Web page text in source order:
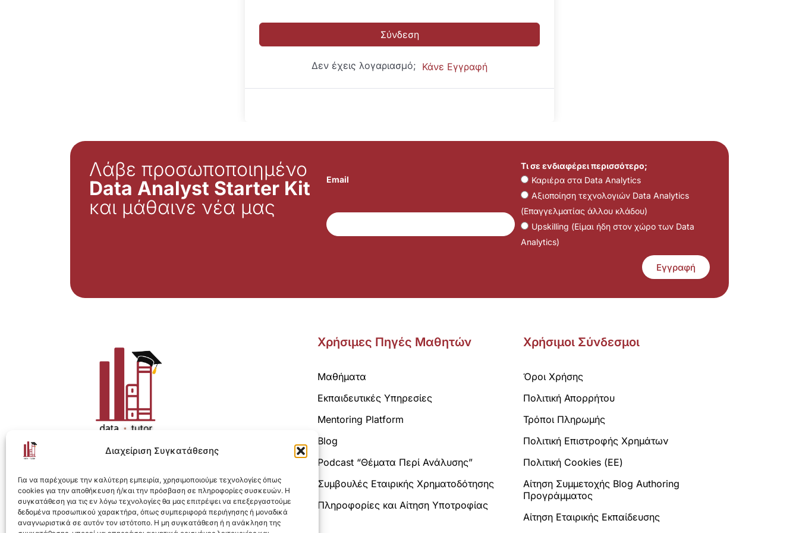
Διαχείριση Συγκατάθεσης
Για να παρέχουμε την καλύτερη εμπειρία, χρησιμοποιούμε τεχνολογίες όπως
cookies για την αποθήκευση ή/και την πρόσβαση σε πληροφορίες συσκευών. Η
συγκατάθεση για τις εν λόγω τεχνολογίες θα μας επιτρέψει να επεξεργαστούμε
δεδομένα προσωπικού χαρακτήρα, όπως συμπεριφορά περιήγησης ή μοναδικά
αναγνωριστικά σε αυτόν τον ιστότοπο. Η μη συγκατάθεση ή η ανάκληση της
Σύνδεση
Δεν έχεις λογαριασμό; Κάνε Εγγραφή
Λάβε προσωποποιημένο
Data Analyst Starter Kit
και μάθαινε νέα μας
Email
Τι σε ενδιαφέρει περισσότερο;
Καριέρα στα Data Analytics
Αξιοποίηση τεχνολογιών Data Analytics
(Επαγγελματίας άλλου κλάδου)
Upskilling (Είμαι ήδη στον χώρο των Data
Analytics)
Εγγραφή
Η ολοκληρωμένη e-learning λύση για Data Analytics.
Χρήσιμες Πηγές Μαθητών
Μαθήματα
Εκπαιδευτικές Υπηρεσίες
Mentoring Platform
Blog
Podcast “Θέματα Περί Ανάλυσης”
Συμβουλές Εταιρικής Χρηματοδότησης
Πληροφορίες και Αίτηση Υποτροφίας
Χρήσιμοι Σύνδεσμοι
Όροι Χρήσης
Πολιτική Απορρήτου
Τρόποι Πληρωμής
Πολιτική Επιστροφής Χρημάτων
Πολιτική Cookies (ΕΕ)
Αίτηση Συμμετοχής Blog Authoring
Προγράμματος
Αίτηση Εταιρικής Εκπαίδευσης